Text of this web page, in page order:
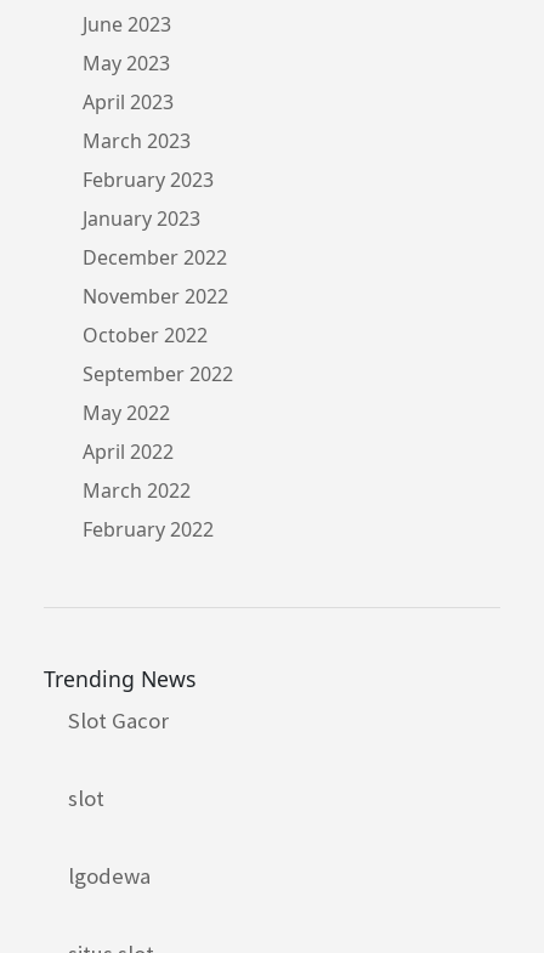
June 2023
May 2023
April 2023
March 2023
February 2023
January 2023
December 2022
November 2022
October 2022
September 2022
May 2022
April 2022
March 2022
February 2022
Trending News
Slot Gacor
slot
lgodewa